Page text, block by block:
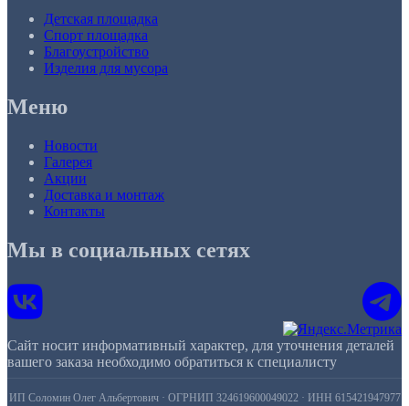
Детская площадка
Спорт площадка
Благоустройство
Изделия для мусора
Меню
Новости
Галерея
Акции
Доставка и монтаж
Контакты
Мы в социальных сетях
Сайт носит информативный характер, для уточнения деталей
вашего заказа необходимо обратиться к специалисту
ИП Соломин Олег Альбертович · ОГРНИП 324619600049022 · ИНН 615421947977